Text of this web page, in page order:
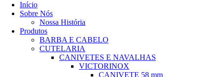
Início
Sobre Nós
Nossa História
Produtos
BARBA E CABELO
CUTELARIA
CANIVETES E NAVALHAS
VICTORINOX
CANIVETE 58 mm